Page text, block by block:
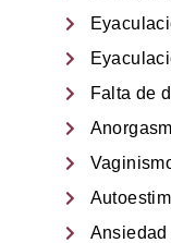
Falta de
Ansiedad